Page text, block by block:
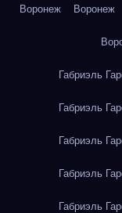
Воронеж Воронеж
Габриэль
Габриэль
Габриэль
Габриэль
Габриэль